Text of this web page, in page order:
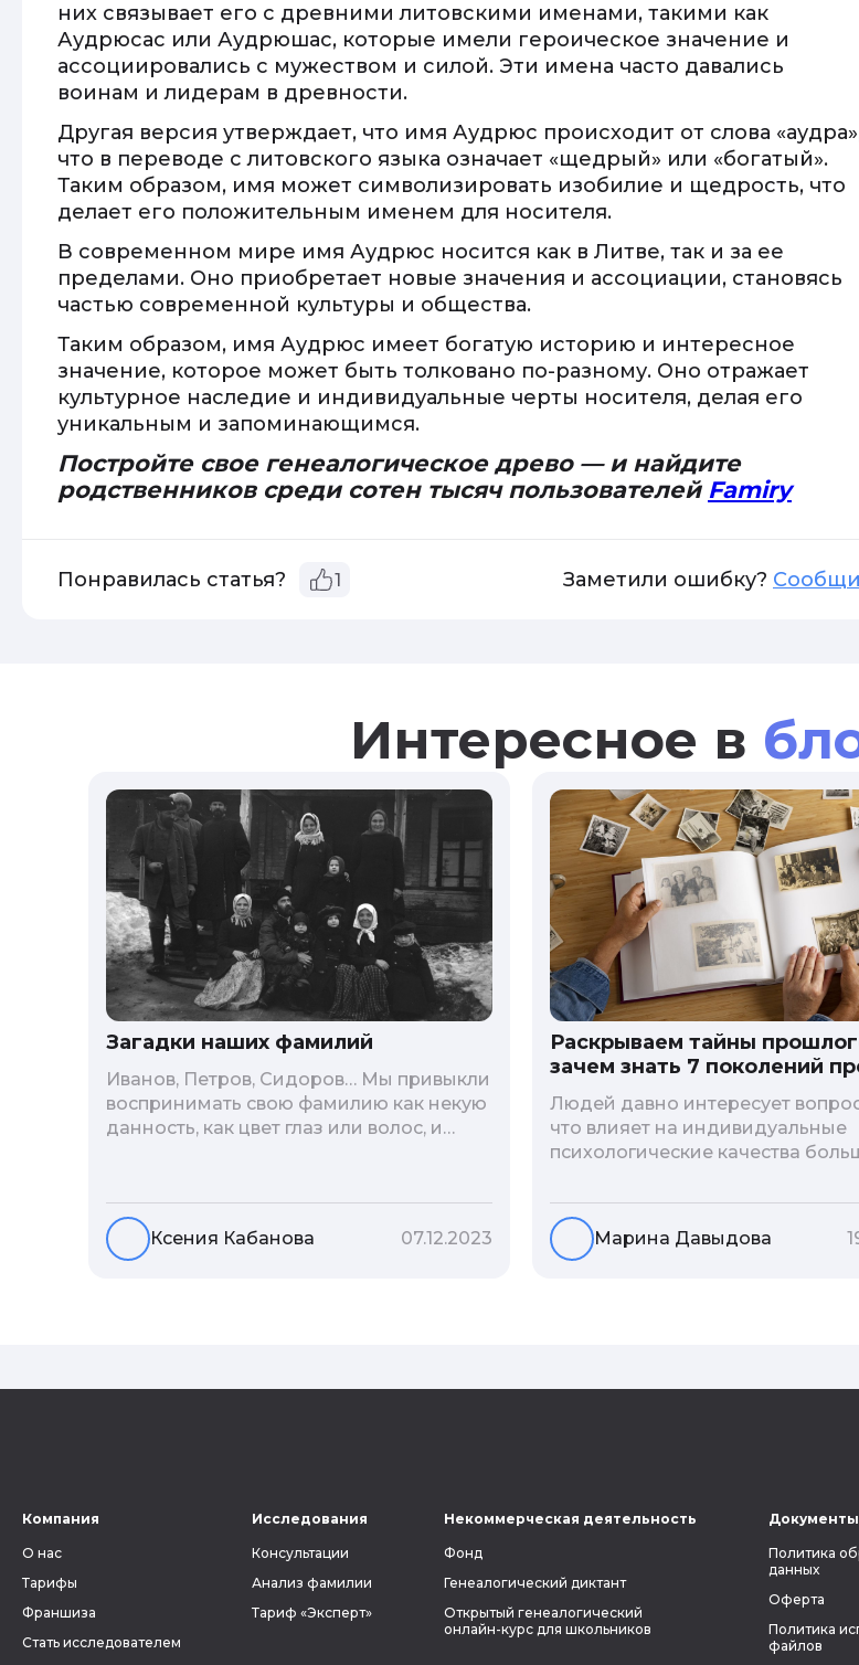
них связывает его с древними литовскими именами, такими как
Аудрюсас или Аудрюшас, которые имели героическое значение и
ассоциировались с мужеством и силой. Эти имена часто давались
воинам и лидерам в древности.
Другая версия утверждает, что имя Аудрюс происходит от слова
что в переводе с литовского языка означает «щедрый» или «богатый».
Таким образом, имя может символизировать изобилие и щедрость, что
делает его положительным именем для носителя.
В современном мире имя Аудрюс носится как в Литве, так и за ее
пределами. Оно приобретает новые значения и ассоциации, становясь
частью современной культуры и общества.
Таким образом, имя Аудрюс имеет богатую историю и интересное
значение, которое может быть толковано по-разному. Оно отражает
культурное наследие и индивидуальные черты носителя, делая его
уникальным и запоминающимся.
Постройте свое генеалогическое древо — и найдите
родственников среди сотен тысяч пользователей Famiry
Понравилась статья? 1 Заметили ошибку?
Интересное в
Загадки наших фамилий
Иванов, Петров, Сидоров… Мы привыкли
воспринимать свою фамилию как некую
данность, как цвет глаз или волос, и
неблагозвучной или, наоборот,
«дворянской» фамилией, и какие
секреты она может раскрыть о судьбе
Ксения Кабанова 07.12.2023
Раскрываем тайны
зачем знать 7 поколений
Людей давно интересует
что влияет на индивидуальные
психологические качества
человека. В астрологической
существует понятие геноскоп -
семи поколений предков на
Марина Давыдова
Компания
О нас
Тарифы
Франшиза
Стать исследователем
Исследования
Консультации
Анализ фамилии
Тариф «Эксперт»
Некоммерческая деятельность
Фонд
Генеалогический диктант
Открытый генеалогический
онлайн-курс для школьников
Документы
Политика
данных
Оферта
Политика
файлов